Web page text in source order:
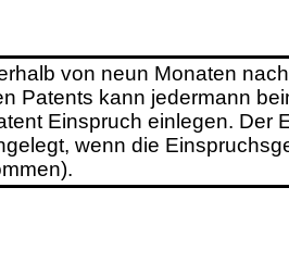
von neun Monaten
Patents kann jedermann
Einspruch einlegen. Der
wenn die